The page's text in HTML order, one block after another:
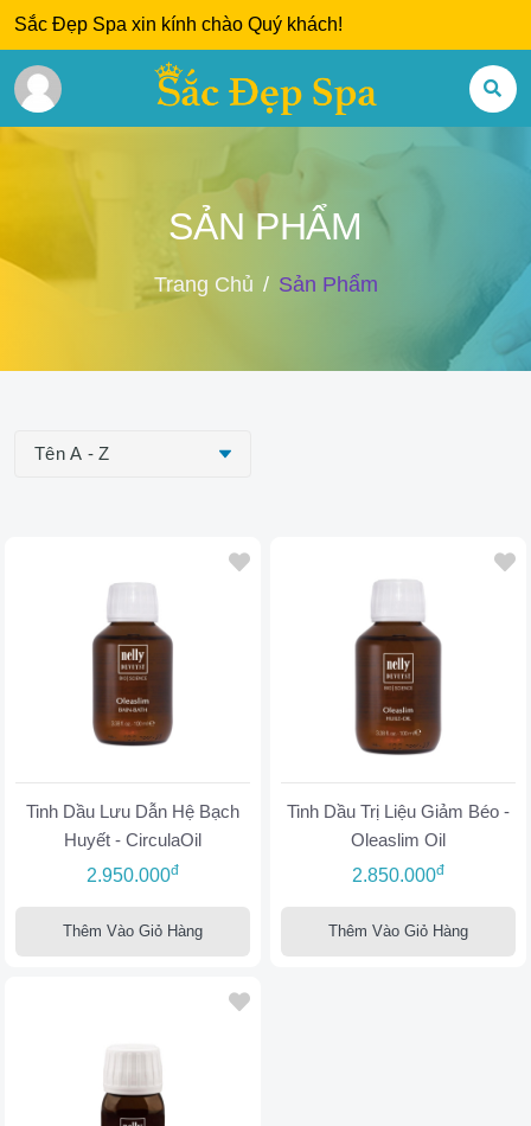
Sắc Đẹp Spa xin kính chào Quý khách!
SẢN PHẨM
Trang Chủ Sản Phẩm
Tinh Dầu Lưu Dẫn Hệ Bạch
Huyết - CirculaOil
2.950.000đ
Thêm Vào Giỏ Hàng
Tinh Dầu Trị Liệu Giảm Béo -
Oleaslim Oil
2.850.000đ
Thêm Vào Giỏ Hàng